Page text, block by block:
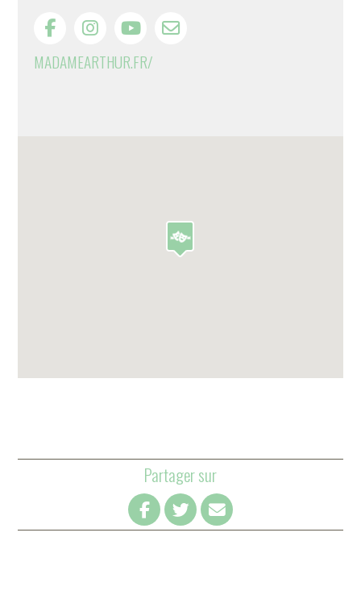
MADAMEARTHUR.FR/
Partager sur